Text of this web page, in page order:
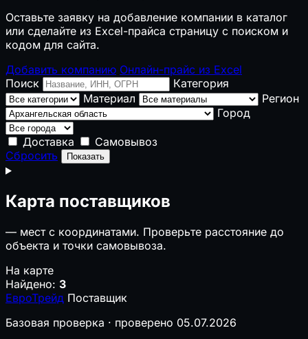
Оставьте заявку на добавление компании в каталог
или сделайте из Excel-прайса страницу с поиском и
кодом для сайта.
Добавить компанию Онлайн-прайс из Excel
Поиск
Категория
Материал
Регион
Город
Доставка
Самовывоз
Сбросить
Показать
Карта поставщиков
— мест с координатами. Проверьте расстояние до
объекта и точки самовывоза.
На карте
Найдено: 3
ЕвроТрейд Поставщик
Базовая проверка · проверено 05.07.2026